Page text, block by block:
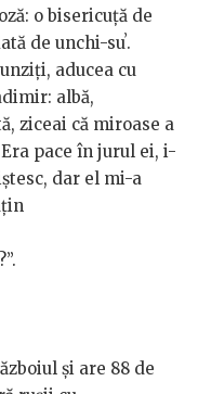
o bisericuță de
de unchi-suʼ.
aducea cu
albă,
ziceai că miroase a
pace în jurul ei, i-
dar el mi-a
și are 88 de